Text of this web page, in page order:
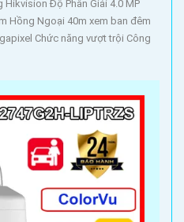
Hikvision Độ Phân Giải 4.0 MP
Hồng Ngoại 40m xem ban đêm
Chức năng vượt trội Công